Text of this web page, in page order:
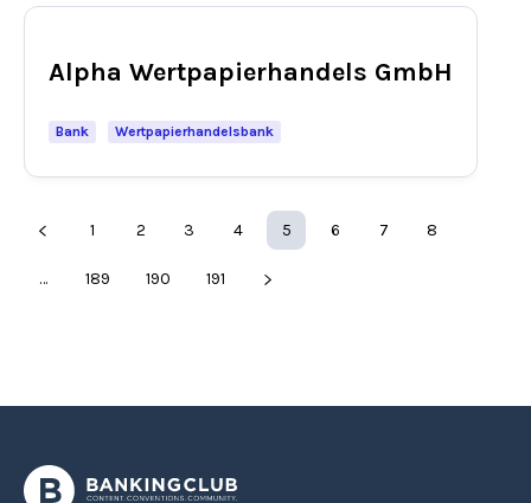
Alpha Wertpapierhandels GmbH
Bank Wertpapierhandelsbank
1 2 3 4 5 6 7 8
… 189 190 191